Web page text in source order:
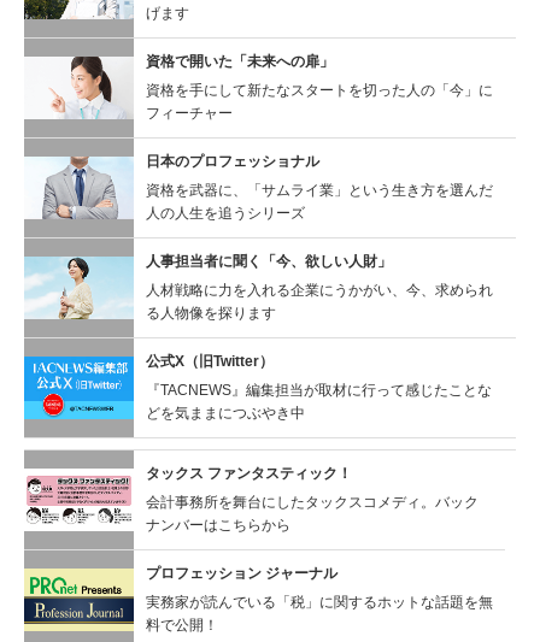
げます
資格で開いた「未来への扉」
資格を手にして新たなスタートを切った人の「今」に
フィーチャー
日本のプロフェッショナル
資格を武器に、「サムライ業」という生き方を選んだ
人の人生を追うシリーズ
人事担当者に聞く
「今、欲しい人財」
人材戦略に力を入れる企業にうかがい、今、求められ
る人物像を探ります
公式X（旧Twitter）
『TACNEWS』編集担当が取材に行って感じたことな
どを気ままにつぶやき中
タックス ファンタスティック！
会計事務所を舞台にしたタックスコメディ。バック
ナンバーはこちらから
プロフェッション ジャーナル
実務家が読んでいる「税」に関するホットな話題を無
料で公開！